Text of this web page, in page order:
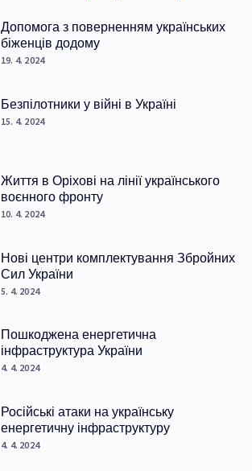
Допомога з поверненням українських
біженців додому
19. 4. 2024
Безпілотники у війні в Україні
15. 4. 2024
Життя в Оріхові на лінії українського
воєнного фронту
10. 4. 2024
Нові центри комплектування Збройних
Сил України
5. 4. 2024
Пошкоджена енергетична
інфраструктура України
4. 4. 2024
Російські атаки на українську
енергетичну інфраструктуру
4. 4. 2024